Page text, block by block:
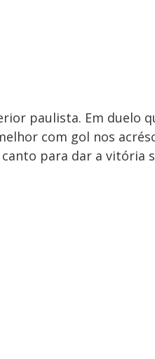
paulista. Em duelo
com gol nos
para dar a vitória